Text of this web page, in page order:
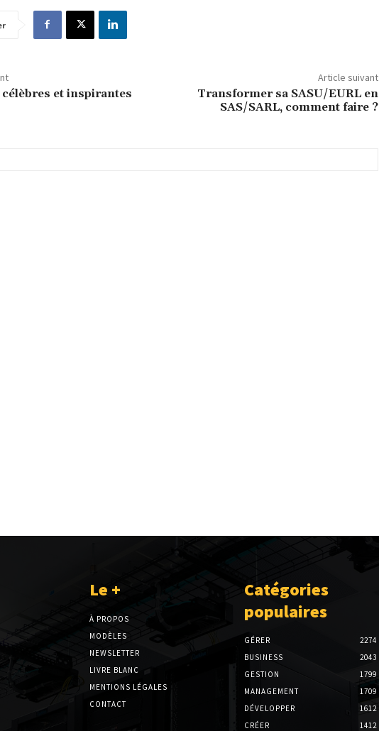
et inspirantes
Article suivant
Transformer sa SASU/EURL en
SAS/SARL, comment faire ?
Le +
À PROPOS
MODÈLES
NEWSLETTER
LIVRE BLANC
MENTIONS LÉGALES
CONTACT
Catégories
populaires
GÉRER
2274
BUSINESS
2043
GESTION
1799
MANAGEMENT
1709
DÉVELOPPER
1612
CRÉER
1412